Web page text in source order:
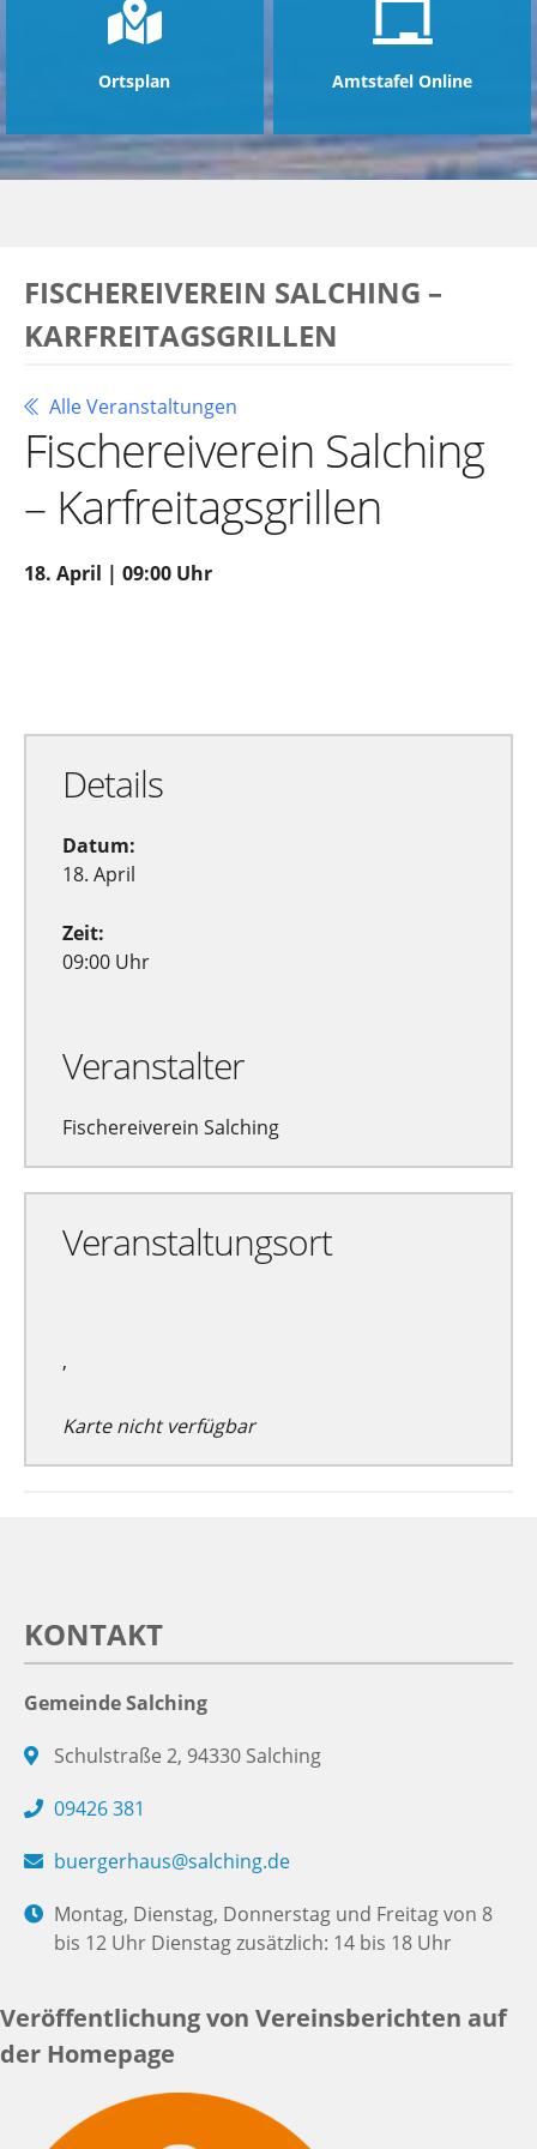
Ortsplan Amtstafel Online
FISCHEREIVEREIN SALCHING –
KARFREITAGSGRILLEN
Alle Veranstaltungen
Fischereiverein Salching
– Karfreitagsgrillen
18. April | 09:00 Uhr
Details
Datum:
18. April
Zeit:
09:00 Uhr
Veranstalter
Fischereiverein Salching
Veranstaltungsort
,
Karte nicht verfügbar
KONTAKT
Gemeinde Salching
Schulstraße 2, 94330 Salching
09426 381
buergerhaus@salching.de
Montag, Dienstag, Donnerstag und Freitag von 8
bis 12 Uhr Dienstag zusätzlich: 14 bis 18 Uhr
Veröffentlichung von Vereinsberichten auf
der Homepage